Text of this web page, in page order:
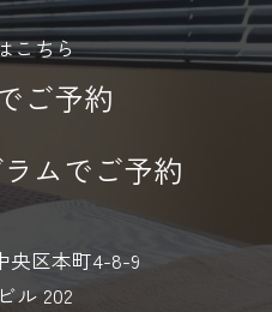
こちら
ご予約
ムでご予約
央区本町4-8-9
ル 202